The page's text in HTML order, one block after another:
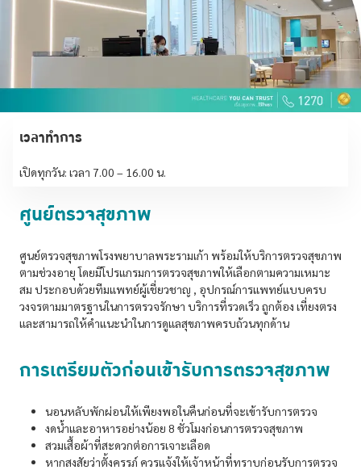
เวลาทำการ
เปิดทุกวัน: เวลา 7.00 – 16.00 น.
ศูนย์ตรวจสุขภาพ
ศูนย์ตรวจสุขภาพโรงพยาบาลพระรามเก้า พร้อมให้บริการตรวจสุขภาพ
ตามช่วงอายุ โดยมีโปรแกรมการตรวจสุขภาพให้เลือกตามความเหมาะ
สม ประกอบด้วยทีมแพทย์ผู้เชี่ยวชาญ , อุปกรณ์การแพทย์แบบครบ
วงจรตามมาตรฐานในการตรวจรักษา บริการที่รวดเร็ว ถูกต้อง เที่ยงตรง
และสามารถให้คำแนะนำในการดูแลสุขภาพครบถ้วนทุกด้าน
การเตรียมตัวก่อนเข้ารับการตรวจสุขภาพ
นอนหลับพักผ่อนให้เพียงพอในคืนก่อนที่จะเข้ารับการตรวจ
งดน้ำและอาหารอย่างน้อย 8 ชั่วโมงก่อนการตรวจสุขภาพ
สวมเสื้อผ้าที่สะดวกต่อการเจาะเลือด
หากสงสัยว่าตั้งครรภ์ ควรแจ้งให้เจ้าหน้าที่ทราบก่อนรับการตรวจ